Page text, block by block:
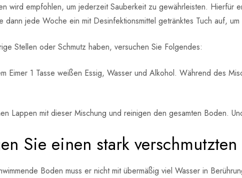
wird empfohlen, um jederzeit Sauberkeit zu gewährleisten. Hierfür
dann jede Woche ein mit Desinfektionsmittel getränktes Tuch auf,
Stellen oder Schmutz haben, versuchen Sie Folgendes:
Eimer 1 Tasse weißen Essig, Wasser und Alkohol. Während des
Lappen mit dieser Mischung und reinigen den gesamten Boden.
Sie einen stark verschmutzten
Boden muss er nicht mit übermäßig viel Wasser in